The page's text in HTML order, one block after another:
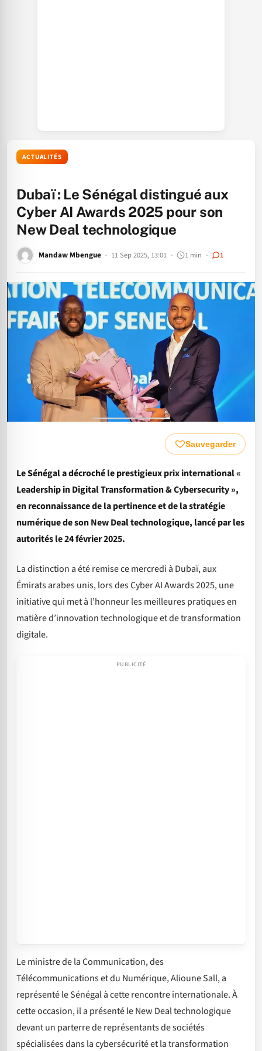
ACTUALITÉS
Dubaï : Le Sénégal distingué aux
Cyber AI Awards 2025 pour son
New Deal technologique
Mandaw Mbengue 11 Sep 2025, 13:01 1 min 1
Sauvegarder
Le Sénégal a décroché le prestigieux prix international «
Leadership in Digital Transformation & Cybersecurity »,
en reconnaissance de la pertinence et de la stratégie
numérique de son New Deal technologique, lancé par les
autorités le 24 février 2025.
La distinction a été remise ce mercredi à Dubaï, aux
Émirats arabes unis, lors des Cyber AI Awards 2025, une
initiative qui met à l’honneur les meilleures pratiques en
matière d’innovation technologique et de transformation
digitale.
Le ministre de la Communication, des
Télécommunications et du Numérique, Alioune Sall, a
représenté le Sénégal à cette rencontre internationale. À
cette occasion, il a présenté le New Deal technologique
devant un parterre de représentants de sociétés
spécialisées dans la cybersécurité et la transformation